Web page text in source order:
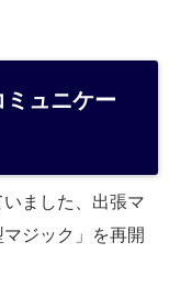
ュニケー
ました、出張マ
ジック」を再開